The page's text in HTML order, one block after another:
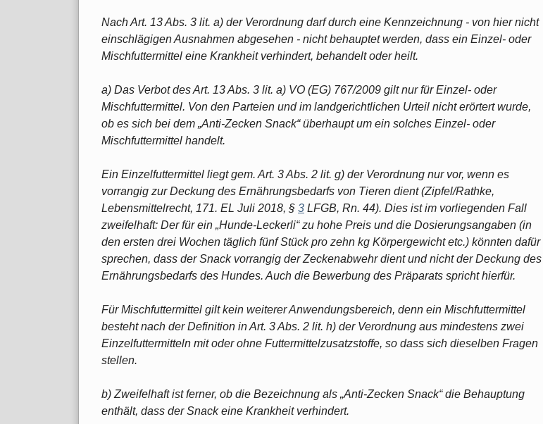
Nach Art. 13 Abs. 3 lit. a) der Verordnung darf durch eine Kennzeichnung - von hier nicht
einschlägigen Ausnahmen abgesehen - nicht behauptet werden, dass ein Einzel- oder
Mischfuttermittel eine Krankheit verhindert, behandelt oder heilt.
a) Das Verbot des Art. 13 Abs. 3 lit. a) VO (EG) 767/2009 gilt nur für Einzel- oder
Mischfuttermittel. Von den Parteien und im landgerichtlichen Urteil nicht erörtert wurde,
ob es sich bei dem „Anti-Zecken Snack“ überhaupt um ein solches Einzel- oder
Mischfuttermittel handelt.
Ein Einzelfuttermittel liegt gem. Art. 3 Abs. 2 lit. g) der Verordnung nur vor, wenn es
vorrangig zur Deckung des Ernährungsbedarfs von Tieren dient (Zipfel/Rathke,
Lebensmittelrecht, 171. EL Juli 2018, § 3 LFGB, Rn. 44). Dies ist im vorliegenden Fall
zweifelhaft: Der für ein „Hunde-Leckerli“ zu hohe Preis und die Dosierungsangaben (in
den ersten drei Wochen täglich fünf Stück pro zehn kg Körpergewicht etc.) könnten dafür
sprechen, dass der Snack vorrangig der Zeckenabwehr dient und nicht der Deckung des
Ernährungsbedarfs des Hundes. Auch die Bewerbung des Präparats spricht hierfür.
Für Mischfuttermittel gilt kein weiterer Anwendungsbereich, denn ein Mischfuttermittel
besteht nach der Definition in Art. 3 Abs. 2 lit. h) der Verordnung aus mindestens zwei
Einzelfuttermitteln mit oder ohne Futtermittelzusatzstoffe, so dass sich dieselben Fragen
stellen.
b) Zweifelhaft ist ferner, ob die Bezeichnung als „Anti-Zecken Snack“ die Behauptung
enthält, dass der Snack eine Krankheit verhindert.